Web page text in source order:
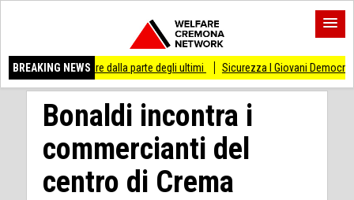
BREAKING NEWS
dalla parte degli ultimi Sicurezza I Giovani Democratici ribattono ai
Bonaldi incontra i
commercianti del
centro di Crema